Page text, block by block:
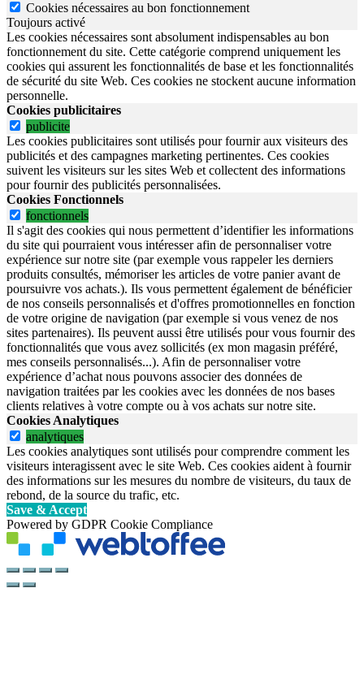
Cookies nécessaires au bon fonctionnement
Toujours activé
Les cookies nécessaires sont absolument indispensables au bon
fonctionnement du site. Cette catégorie comprend uniquement les
cookies qui assurent les fonctionnalités de base et les fonctionnalités
de sécurité du site Web. Ces cookies ne stockent aucune information
personnelle.
Cookies publicitaires
publicite
Les cookies publicitaires sont utilisés pour fournir aux visiteurs des
publicités et des campagnes marketing pertinentes. Ces cookies
suivent les visiteurs sur les sites Web et collectent des informations
pour fournir des publicités personnalisées.
Cookies Fonctionnels
fonctionnels
Il s'agit des cookies qui nous permettent d’identifier les informations
du site qui pourraient vous intéresser afin de personnaliser votre
expérience sur notre site (par exemple vous rappeler les derniers
produits consultés, mémoriser les articles de votre panier avant de
poursuivre vos achats.). Ils vous permettent également de bénéficier
de nos conseils personnalisés et d'offres promotionnelles en fonction
de votre origine de navigation (par exemple si vous venez de nos
sites partenaires). Ils peuvent aussi être utilisés pour vous fournir des
fonctionnalités que vous avez sollicités (ex mon magasin préféré,
mes conseils personnalisés...). Afin de personnaliser votre
expérience d’achat nous pouvons associer des données de
navigation traitées par les cookies avec les données de nos bases
clients relatives à votre compte ou à vos achats sur notre site.
Cookies Analytiques
analytiques
Les cookies analytiques sont utilisés pour comprendre comment les
visiteurs interagissent avec le site Web. Ces cookies aident à fournir
des informations sur les mesures du nombre de visiteurs, du taux de
rebond, de la source du trafic, etc.
Save & Accept
Powered by GDPR Cookie Compliance